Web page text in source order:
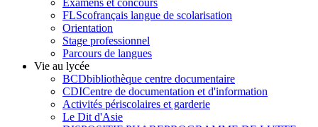
Examens et concours
FLScofrançais langue de scolarisation
Orientation
Stage professionnel
Parcours de langues
Vie au lycée
BCDbibliothèque centre documentaire
CDICentre de documentation et d'information
Activités périscolaires et garderie
Le Dit d'Asie